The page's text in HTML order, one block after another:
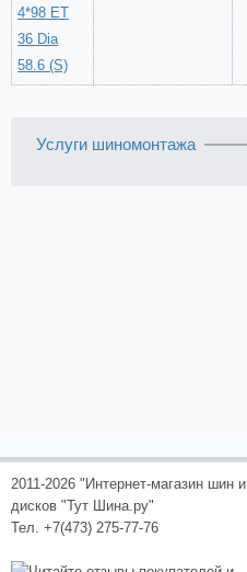
4*98 ET
36 Dia
58.6 (S)
Услуги шиномонтажа
2011-2026 "Интернет-магазин шин и
дисков "Тут Шина.ру"
Тел. +7(473) 275-77-76